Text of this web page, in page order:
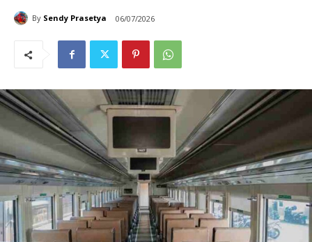
By Sendy Prasetya 06/07/2026